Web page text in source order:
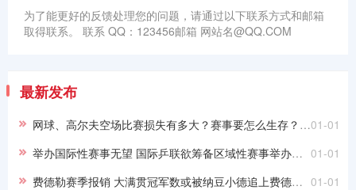
西甲
意甲
欧冠
NBA
为了能更好的反馈处理您的问题，请通过以下联系方式和邮箱
取得联系。 联系 QQ：123456邮箱 网站名@QQ.COM
最新发布
01-01
网球、高尔夫空场比赛损失有多大？赛事要怎么生存？网球、高尔夫空场比赛损失有多大？赛事要怎么生存？
01-01
举办国际性赛事无望 国际乒联欲筹备区域性赛事举办国际性赛事无望 国际乒联欲筹备区域性赛事
01-01
费德勒赛季报销 大满贯冠军数或被纳豆小德追上费德勒赛季报销 大满贯冠军数或被纳豆小德追上